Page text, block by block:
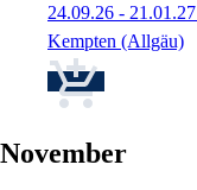
24.09.26 - 21.01.27
Kempten (Allgäu)
November